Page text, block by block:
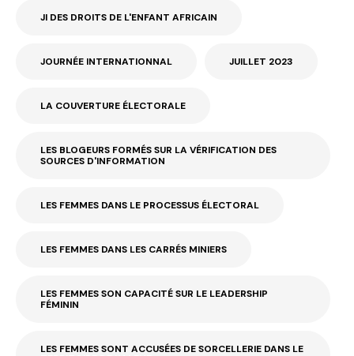
JI DES DROITS DE L'ENFANT AFRICAIN
JOURNÉE INTERNATIONNAL JUILLET 2023
LA COUVERTURE ÉLECTORALE
LES BLOGEURS FORMÉS SUR LA VÉRIFICATION DES
SOURCES D'INFORMATION
LES FEMMES DANS LE PROCESSUS ÉLECTORAL
LES FEMMES DANS LES CARRÉS MINIERS
LES FEMMES SON CAPACITÉ SUR LE LEADERSHIP
FÉMININ
LES FEMMES SONT ACCUSÉES DE SORCELLERIE DANS LE